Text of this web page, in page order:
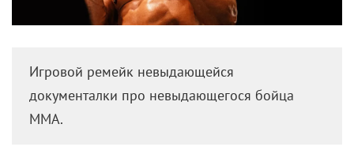
Игровой ремейк невыдающейся
документалки про невыдающегося бойца
ММА.